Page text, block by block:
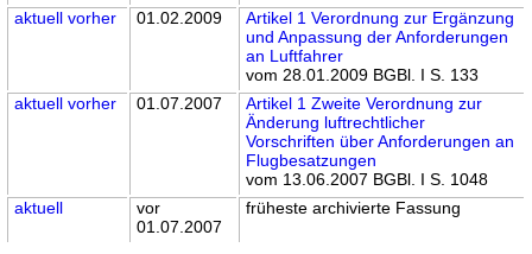
aktuell vorher 01.02.2009
Artikel 1 Verordnung zur Ergänzung
und Anpassung der Anforderungen
an Luftfahrer
vom 28.01.2009 BGBl. I S. 133
aktuell vorher 01.07.2007
Artikel 1 Zweite Verordnung zur
Änderung luftrechtlicher
Vorschriften über Anforderungen an
Flugbesatzungen
vom 13.06.2007 BGBl. I S. 1048
aktuell
vor
01.07.2007
früheste archivierte Fassung